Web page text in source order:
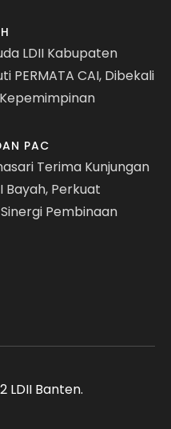
LDII Kabupaten
PERMATA CAI, Dibekali
PAC
Terima Kunjungan
Bayah, Perkuat
Pembinaan
LDII Banten.